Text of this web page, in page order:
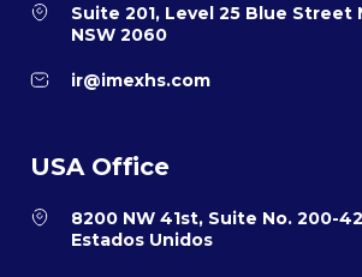
Suite 201, Level 25 Blue Street
NSW 2060
ir@imexhs.com
USA Office
8200 NW 41st, Suite No. 200-
Estados Unidos